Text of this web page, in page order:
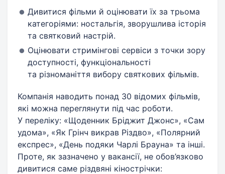
Дивитися фільми й оцінювати їх за трьома
категоріями: ностальгія, зворушлива історія
та святковий настрій.
Оцінювати стримінгові сервіси з точки зору
доступності, функціональності
та різноманіття вибору святкових фільмів.
Компанія наводить понад 30 відомих фільмів,
які можна переглянути під час роботи.
У переліку: «Щоденник Бріджит Джонс», «Сам
удома», «Як Грінч викрав Різдво», «Полярний
експрес», «День подяки Чарлі Брауна» та інші.
Проте, як зазначено у вакансії, не обов’язково
дивитися саме різдвяні кінострічки: